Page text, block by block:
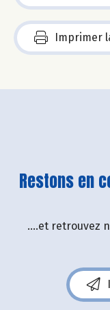
Imprimer
Restons en
....et retrouvez